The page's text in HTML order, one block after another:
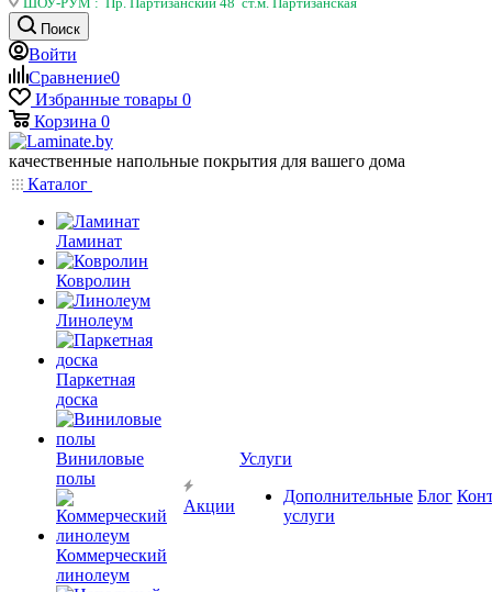
Поиск
Войти
Сравнение0
Избранные товары 0
Корзина 0
качественные напольные покрытия для вашего дома
Каталог
Ламинат
Ковролин
Линолеум
Паркетная
доска
Виниловые
полы
Коммерческий
линолеум
Акции
Услуги
Дополнительные
услуги
Блог